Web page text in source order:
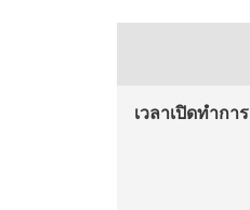
เวลาเปิดทำการ